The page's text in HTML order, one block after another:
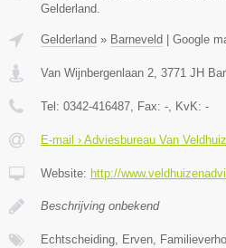
Gelderland.
Gelderland » Barneveld Google
Van Wijnbergenlaan 2, 3771 JH
Tel: 0342-416487, Fax: -, KvK: -
E-mail › Adviesbureau Van
Website: http://
Beschrijving onbekend
Echtscheiding, Erven,